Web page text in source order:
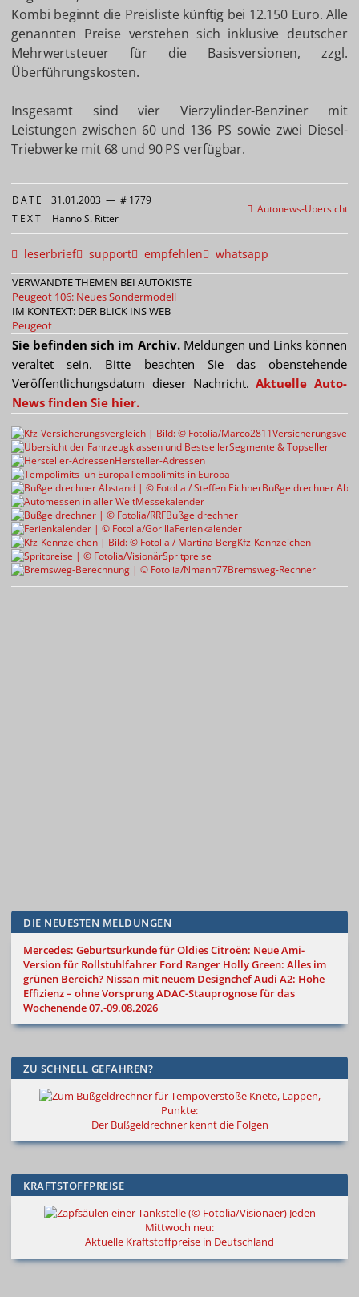
Kombi beginnt die Preisliste künftig bei 12.150 Euro. Alle
genannten Preise verstehen sich inklusive deutscher
Mehrwertsteuer für die Basisversionen, zzgl.
Überführungskosten.
Insgesamt sind vier Vierzylinder-Benziner mit
Leistungen zwischen 60 und 136 PS sowie zwei Diesel-
Triebwerke mit 68 und 90 PS verfügbar.
Autonews-Übersicht
DATE 31.01.2003 — # 1779
TEXT Hanno S. Ritter
leserbrief support empfehlen whatsapp
VERWANDTE THEMEN BEI AUTOKISTE
Peugeot 106: Neues Sondermodell
IM KONTEXT: DER BLICK INS WEB
Peugeot
Sie befinden sich im Archiv.Meldungen und Links können
veraltet sein. Bitte beachten Sie das obenstehende
Veröffentlichungsdatum dieser Nachricht.Aktuelle Auto-
News finden Sie hier.
Segmente & Topseller
Hersteller-Adressen
Tempolimits in Europa
Bußgeldrechner
Messekalender
Bußgeldrechner
Ferienkalender
Kfz-Kennzeichen
Spritpreise
Bremsweg-Rechner
DIE NEUESTEN MELDUNGEN
Mercedes: Geburtsurkunde für OldiesCitroën: Neue Ami-
Version für Rollstuhlfahrer Ford Ranger Holly Green: Alles im
grünen Bereich? Nissan mit neuem DesignchefAudi A2: Hohe
Effizienz – ohne VorsprungADAC-Stauprognose für das
Wochenende 07.-09.08.2026
ZU SCHNELL GEFAHREN?
Knete, Lappen,
Punkte:
Der Bußgeldrechner kennt die Folgen
KRAFTSTOFFPREISE
Jeden
Mittwoch neu:
Aktuelle Kraftstoffpreise in Deutschland